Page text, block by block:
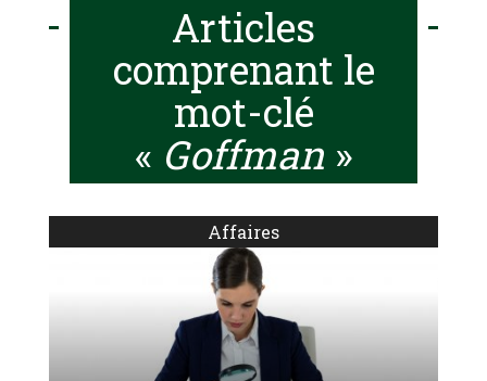
Articles
comprenant le
mot-clé
« Goffman »
Affaires